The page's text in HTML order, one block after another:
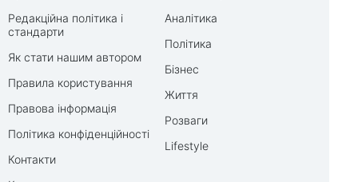
Редакційна політика і
стандарти
Як стати нашим автором
Правила користування
Правова інформація
Політика конфіденційності
Контакти
Аналітика
Політика
Бізнес
Життя
Розваги
Lifestyle